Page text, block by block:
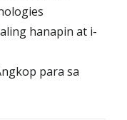
hanapin at i-
para sa